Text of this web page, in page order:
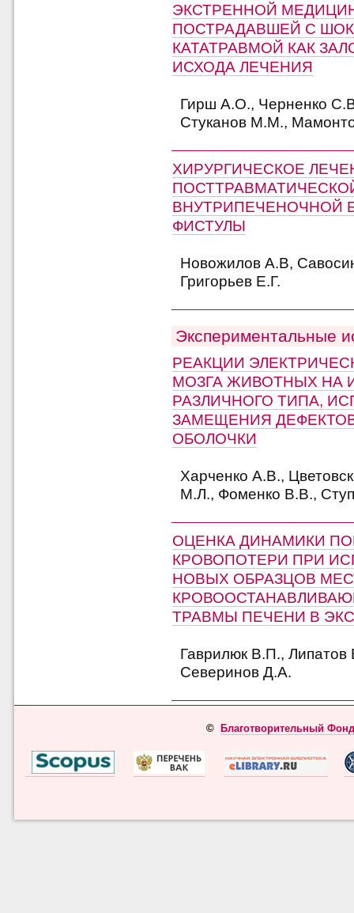
ЭКСТРЕННОЙ
ПОСТРАДАВШЕЙ С
КАТАТРАВМОЙ КАК
ИСХОДА ЛЕЧЕНИЯ
Гирш А.О., Черненко
Стуканов М.М.,
ХИРУРГИЧЕСКОЕ
ВНУТРИПЕЧЕНОЧНОЙ
ФИСТУЛЫ
Новожилов А.В,
Григорьев Е.Г.
Экспериментальные
РЕАКЦИИ
МОЗГА ЖИВОТНЫХ НА
РАЗЛИЧНОГО ТИПА,
ЗАМЕЩЕНИЯ
ОБОЛОЧКИ
Харченко А.В.,
М.Л., Фоменко В.В.,
ОЦЕНКА ДИНАМИКИ
КРОВОПОТЕРИ ПРИ
НОВЫХ ОБРАЗЦОВ
ТРАВМЫ ПЕЧЕНИ В
Гаврилюк В.П.,
Северинов Д.А.
© Благотворительный